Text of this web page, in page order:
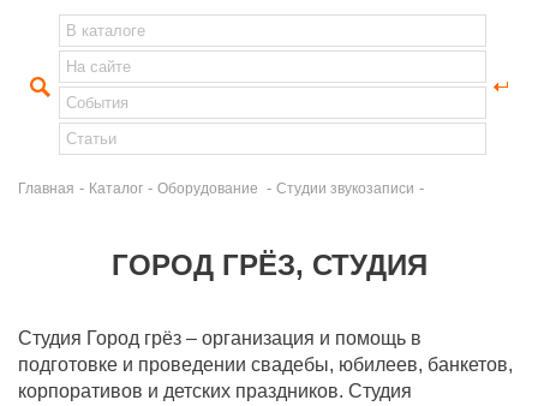
Главная - Каталог - Оборудование - Студии звукозаписи -
ГОРОД ГРЁЗ, СТУДИЯ
Студия Город грёз – организация и помощь в
подготовке и проведении свадебы, юбилеев, банкетов,
корпоративов и детских праздников. Студия